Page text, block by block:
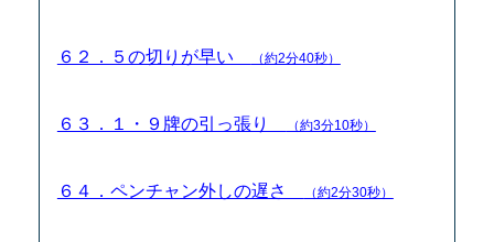
６２．５の切りが早い （約2分40秒）
６３．１・９牌の引っ張り （約3分10秒）
６４．ペンチャン外しの遅さ （約2分30秒）